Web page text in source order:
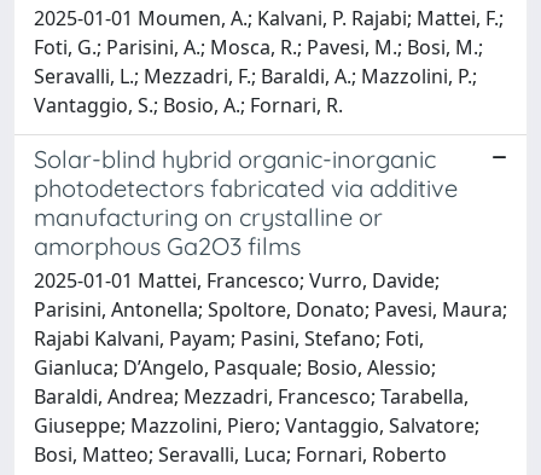
2025-01-01 Moumen, A.; Kalvani, P. Rajabi; Mattei, F.;
Foti, G.; Parisini, A.; Mosca, R.; Pavesi, M.; Bosi, M.;
Seravalli, L.; Mezzadri, F.; Baraldi, A.; Mazzolini, P.;
Vantaggio, S.; Bosio, A.; Fornari, R.
Solar-blind hybrid organic-inorganic
photodetectors fabricated via additive
manufacturing on crystalline or
amorphous Ga2O3 films
2025-01-01 Mattei, Francesco; Vurro, Davide;
Parisini, Antonella; Spoltore, Donato; Pavesi, Maura;
Rajabi Kalvani, Payam; Pasini, Stefano; Foti,
Gianluca; D’Angelo, Pasquale; Bosio, Alessio;
Baraldi, Andrea; Mezzadri, Francesco; Tarabella,
Giuseppe; Mazzolini, Piero; Vantaggio, Salvatore;
Bosi, Matteo; Seravalli, Luca; Fornari, Roberto